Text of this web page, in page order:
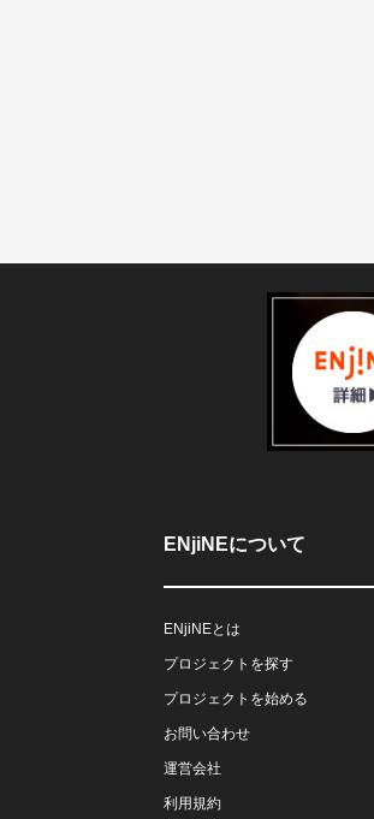
ENjiNEについて
ENjiNEとは
プロジェクトを探す
プロジェクトを始める
お問い合わせ
運営会社
利用規約